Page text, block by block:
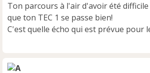
Ton parcours à l'air d'avoir été
que ton TEC 1 se passe bien!
C'est quelle écho qui est prévue pour